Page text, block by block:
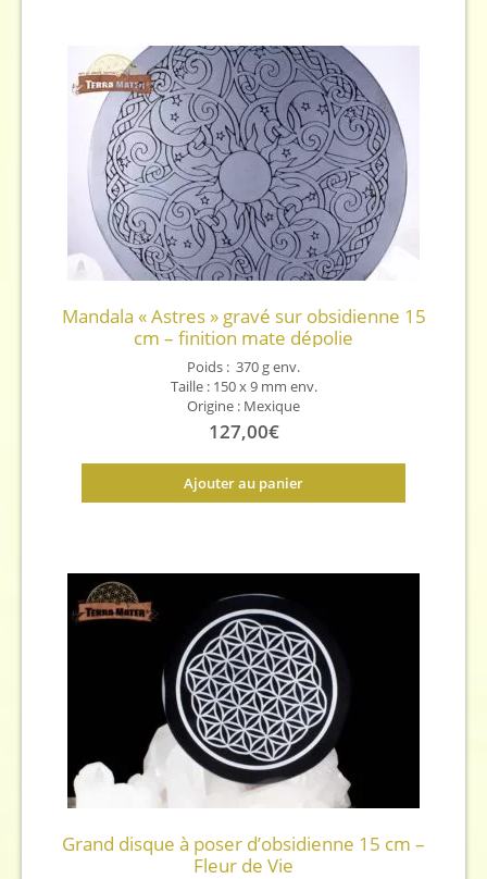
Mandala « Astres » gravé sur obsidienne 15
cm – finition mate dépolie
Poids : 370 g env.
Taille : 150 x 9 mm env.
Origine : Mexique
127,00€
Ajouter au panier
Grand disque à poser d’obsidienne 15 cm –
Fleur de Vie